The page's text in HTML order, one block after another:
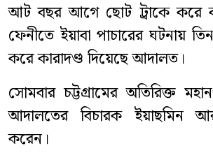
আট বছর আগে ছোট ট্রাকে করে
ফেনীতে ইয়াবা পাচারের ঘটনায়
করে কারাদণ্ড দিয়েছে আদালত।
সোমবার চট্টগ্রামের অতিরিক্ত
আদালতের বিচারক ইয়াছমিন
করেন।